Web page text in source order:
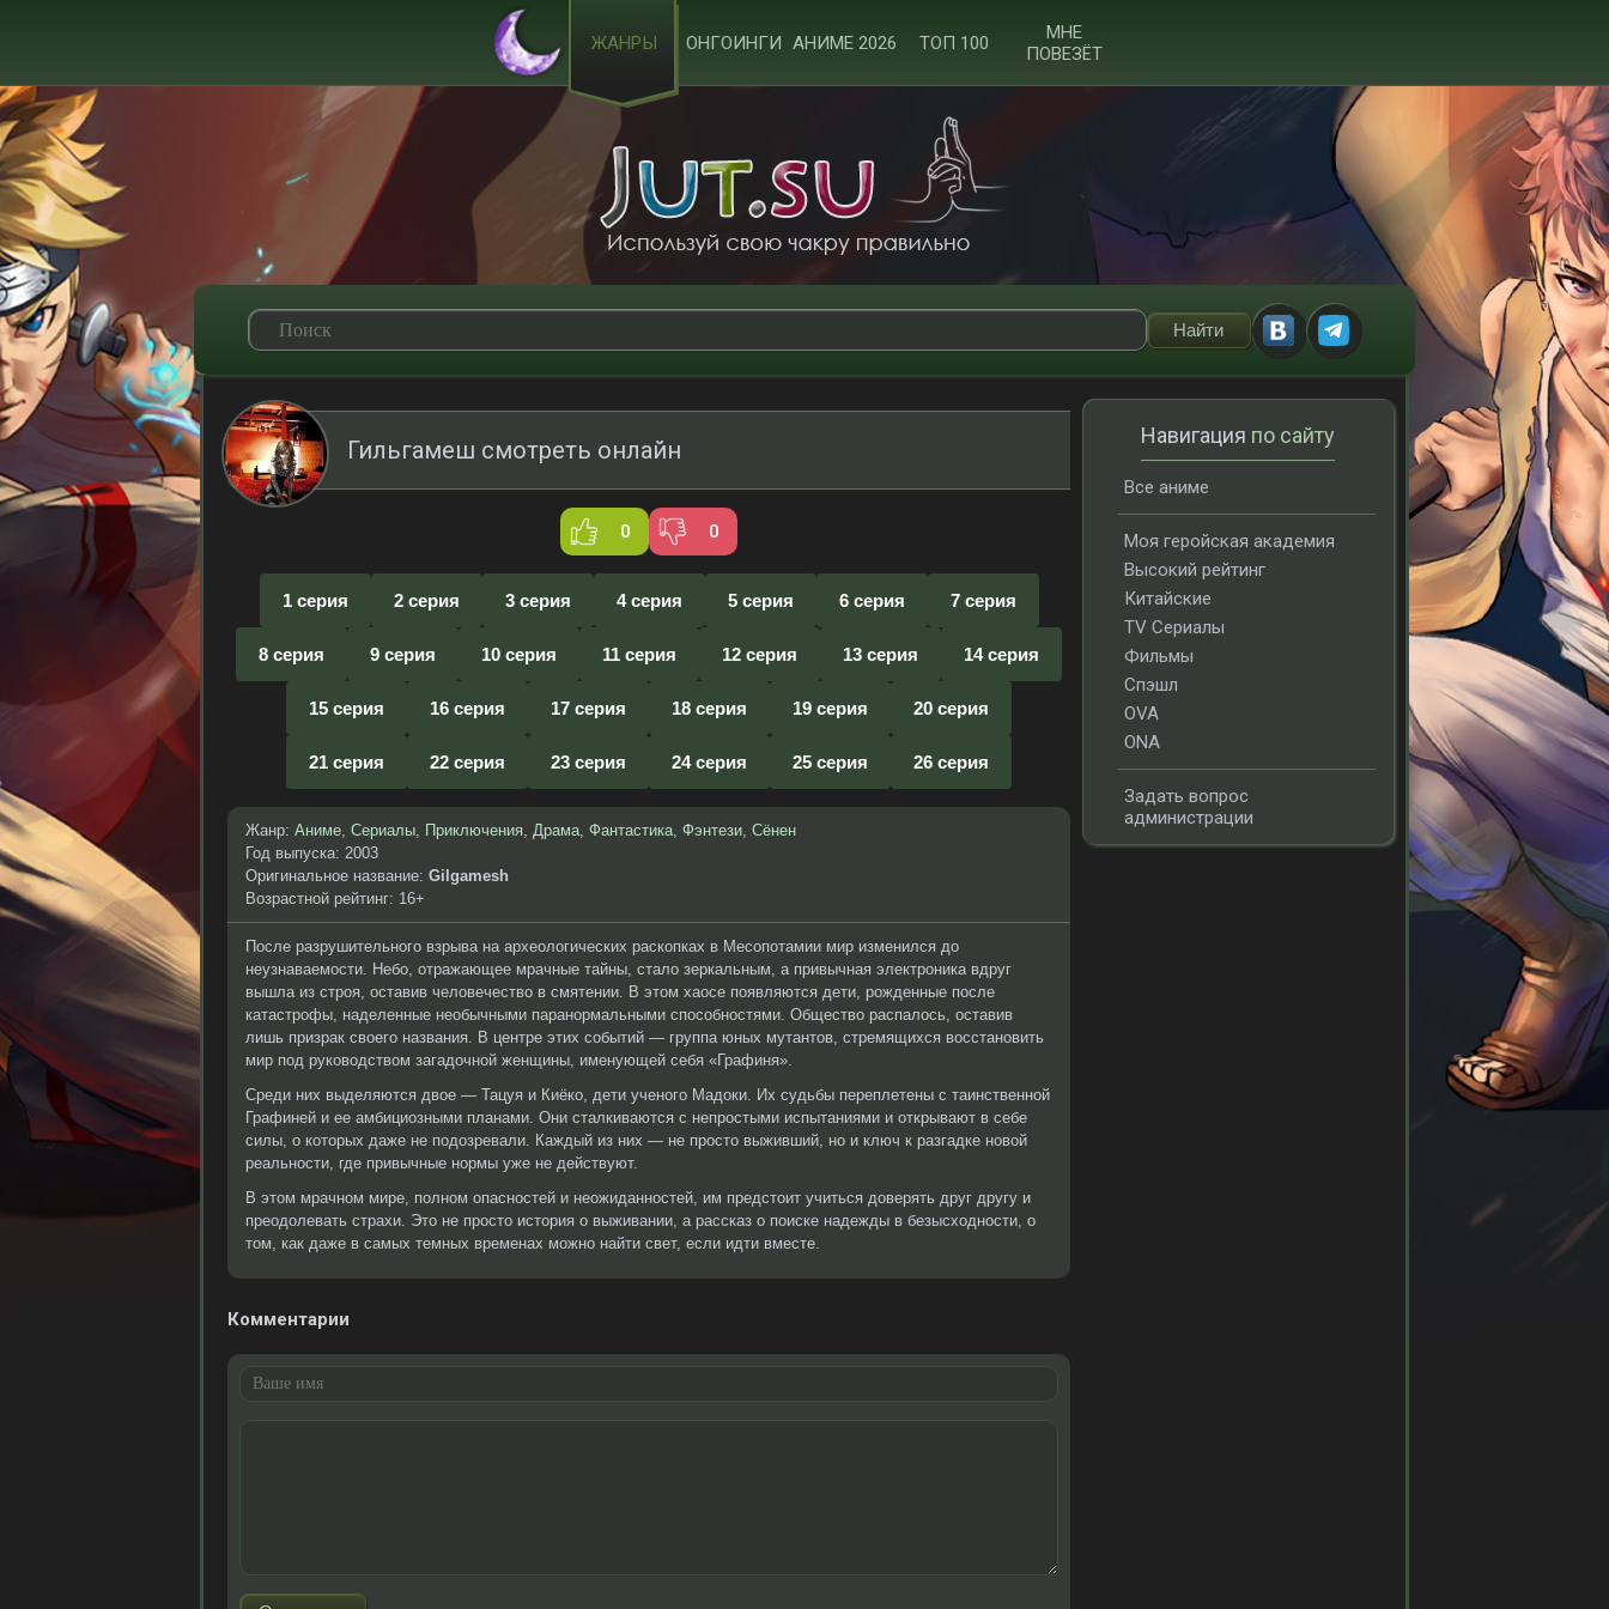
ЖАНРЫ ОНГОИНГИ АНИМЕ 2026 ТОП 100
МНЕ
ПОВЕЗЁТ
Гильгамеш смотреть онлайн
0 0
1 серия 2 серия 3 серия 4 серия 5 серия 6 серия 7 серия
8 серия 9 серия 10 серия 11 серия 12 серия 13 серия 14 серия
15 серия 16 серия 17 серия 18 серия 19 серия 20 серия
21 серия 22 серия 23 серия 24 серия 25 серия 26 серия
Жанр: Аниме, Сериалы, Приключения, Драма, Фантастика, Фэнтези, Сёнен
Год выпуска: 2003
Оригинальное название: Gilgamesh
Возрастной рейтинг: 16+
После разрушительного взрыва на археологических раскопках в Месопотамии мир изменился до
неузнаваемости. Небо, отражающее мрачные тайны, стало зеркальным, а привычная электроника вдруг
вышла из строя, оставив человечество в смятении. В этом хаосе появляются дети, рожденные после
катастрофы, наделенные необычными паранормальными способностями. Общество распалось, оставив
лишь призрак своего названия. В центре этих событий — группа юных мутантов, стремящихся восстановить
мир под руководством загадочной женщины, именующей себя «Графиня».
Среди них выделяются двое — Тацуя и Киёко, дети ученого Мадоки. Их судьбы переплетены с таинственной
Графиней и ее амбициозными планами. Они сталкиваются с непростыми испытаниями и открывают в себе
силы, о которых даже не подозревали. Каждый из них — не просто выживший, но и ключ к разгадке новой
реальности, где привычные нормы уже не действуют.
В этом мрачном мире, полном опасностей и неожиданностей, им предстоит учиться доверять друг другу и
преодолевать страхи. Это не просто история о выживании, а рассказ о поиске надежды в безысходности, о
том, как даже в самых темных временах можно найти свет, если идти вместе.
Комментарии
Навигация по сайту
Все аниме
Моя геройская академия
Высокий рейтинг
Китайские
TV Сериалы
Фильмы
Спэшл
OVA
ONA
Задать вопрос
администрации